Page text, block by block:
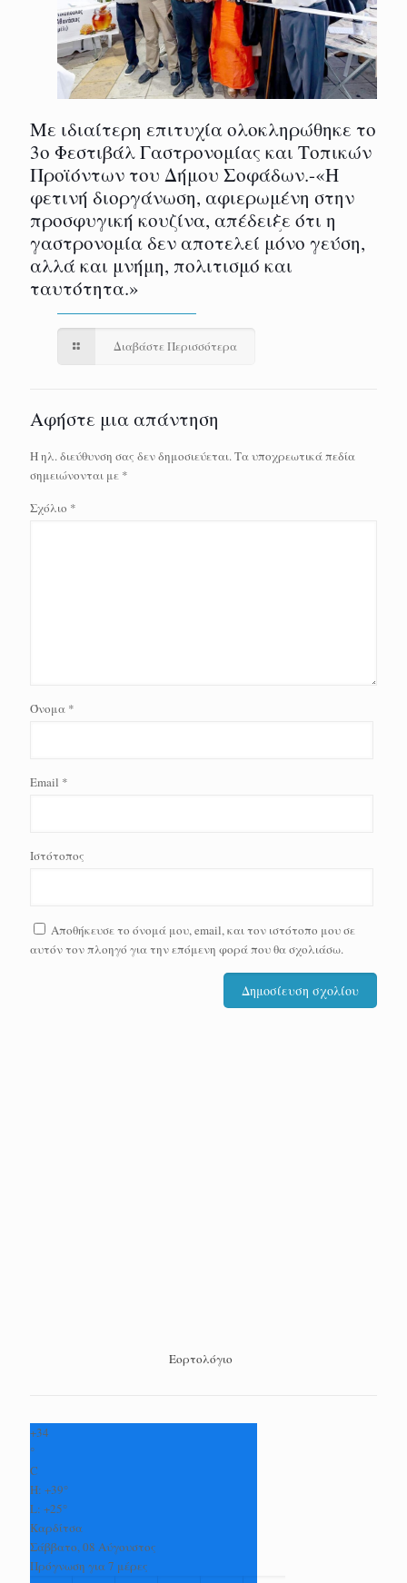
Με ιδιαίτερη επιτυχία ολοκληρώθηκε το
3ο Φεστιβάλ Γαστρονομίας και Τοπικών
Προϊόντων του Δήμου Σοφάδων.-«Η
φετινή διοργάνωση, αφιερωμένη στην
προσφυγική κουζίνα, απέδειξε ότι η
γαστρονομία δεν αποτελεί μόνο γεύση,
αλλά και μνήμη, πολιτισμό και
ταυτότητα.»
Διαβάστε Περισσότερα
Αφήστε μια απάντηση
Η ηλ. διεύθυνση σας δεν δημοσιεύεται.Τα υποχρεωτικά πεδία
σημειώνονται με *
Σχόλιο *
Όνομα *
Email *
Ιστότοπος
Αποθήκευσε το όνομά μου, email, και τον ιστότοπο μου σε
αυτόν τον πλοηγό για την επόμενη φορά που θα σχολιάσω.
Εορτολόγιο
+34
°
C
H: +39°
L: +25°
Καρδίτσα
Σάββατο, 08 Αύγουστος
Πρόγνωση για 7 μέρες